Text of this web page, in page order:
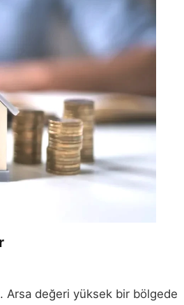
Arsa değeri yüksek bir bölgede